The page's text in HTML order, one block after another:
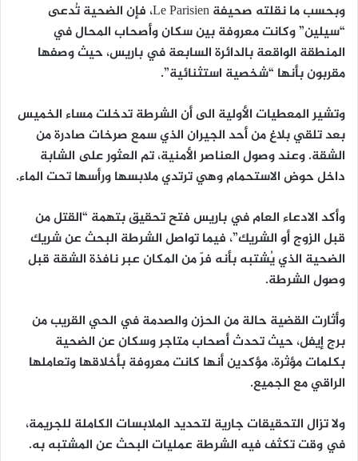
وبحسب ما نقلته صحيفة Le Parisien، فإن الضحية تُدعى
“سيلين” وكانت معروفة بين سكان وأصحاب المحال في
المنطقة الواقعة بالدائرة السابعة في باريس، حيث وصفها
مقربون بأنها “شخصية استثنائية”.
وتشير المعطيات الأولية الى أن الشرطة تدخلت مساء الخميس
بعد تلقي بلاغ من أحد الجيران الذي سمع صرخات صادرة من
الشقة. وعند وصول العناصر الأمنية، تم العثور على الشابة
داخل حوض الاستحمام وهي ترتدي ملابسها ورأسها تحت الماء.
وأكد الادعاء العام في باريس فتح تحقيق بتهمة “القتل من
قبل الزوج أو الشريك”، فيما تواصل الشرطة البحث عن شريك
الضحية الذي يُشتبه بأنه فرّ من المكان عبر نافذة الشقة قبل
وصول الشرطة.
وأثارت القضية حالة من الحزن والصدمة في الحي القريب من
برج إيفل، حيث تحدث أصحاب متاجر وسكان عن الضحية
بكلمات مؤثرة، مؤكدين أنها كانت معروفة بأخلاقها وتعاملها
الراقي مع الجميع.
ولا تزال التحقيقات جارية لتحديد الملابسات الكاملة للجريمة،
في وقت تكثف فيه الشرطة عمليات البحث عن المشتبه به.